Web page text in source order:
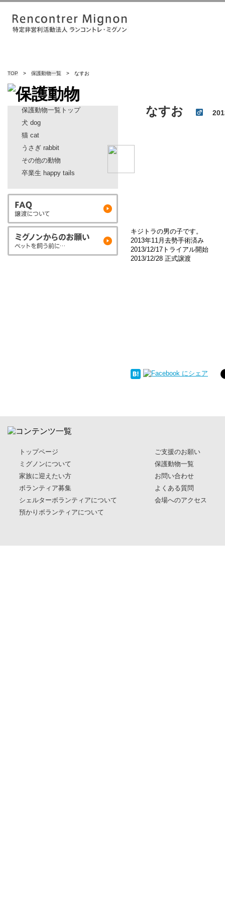
TOP > 保護動物一覧 > なすお
保護動物一覧トップ
犬 dog
猫 cat
うさぎ rabbit
その他の動物
卒業生 happy tails
なすお
キジトラの男の子です。
2013年11月去勢手術済み
2013/12/17トライアル開始
2013/12/28 正式譲渡
トップページ
ミグノンについて
家族に迎えたい方
ボランティア募集
シェルターボランティアについて
預かりボランティアについて
ご支援のお願い
保護動物一覧
お問い合わせ
よくある質問
会場へのアクセス